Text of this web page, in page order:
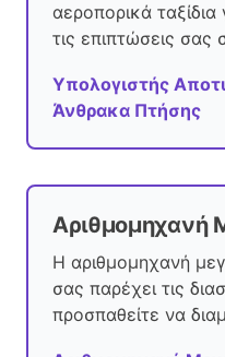
αεροπορικά ταξίδια
τις επιπτώσεις σας
Υπολογιστής
Άνθρακα Πτήσης
Αριθμομηχανή
Η αριθμομηχανή
σας παρέχει τις
προσπαθείτε να